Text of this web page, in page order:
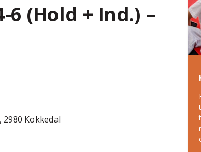
(Hold + Ind.) –
Kokkedal